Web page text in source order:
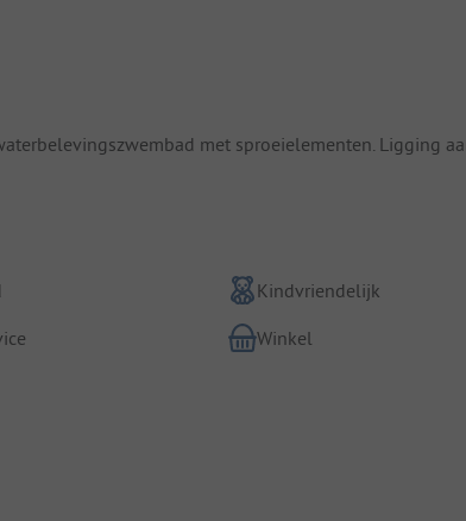
met sproeielementen. Ligging
Kindvriendelijk
Winkel